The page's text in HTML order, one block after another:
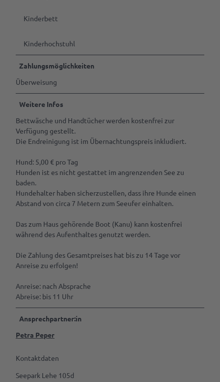
Kinderbett
Kinderhochstuhl
Zahlungsmöglichkeiten
Überweisung
Weitere Infos
Bettwäsche und Handtücher werden kostenfrei zur
Verfügung gestellt.
Die Endreinigung ist im Übernachtungspreis inkludiert.
Hund: 5,00 € pro Tag
Hunden ist es nicht gestattet im angrenzenden See zu
baden.
Hundehalter haben sicherzustellen, dass ihre Hunde einen
Abstand von circa 7 Metern zum Seeufer einhalten.
Das zum Haus gehörende Boot (Kanu) kann kostenfrei
während des Aufenthaltes genutzt werden.
Die Zahlung des Gesamtpreises hat bis zu 14 Tage vor
Anreise zu erfolgen!
Anreise: nach Absprache
Abreise: bis 11 Uhr
Ansprechpartner:in
Petra Peper
Kontaktdaten
Seepark Lehe 105d